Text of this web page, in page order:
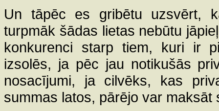
Un tāpēc es gribētu uzsvērt,
turpmāk šādas lietas nebūtu
konkurenci starp tiem, kuri ir
izsolēs, ja pēc jau notikušās
nosacījumi, ja cilvēks, kas
summas latos, pārējo var maksāt